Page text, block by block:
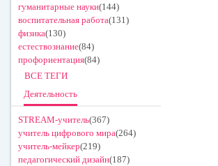
гуманитарные науки(144)
воспитательная работа(131)
физика(130)
естествознание(84)
профориентация(84)
ВСЕ ТЕГИ
Деятельность
STREAM-учитель(367)
учитель цифрового мира(264)
учитель-мейкер(219)
педагогический дизайн(187)